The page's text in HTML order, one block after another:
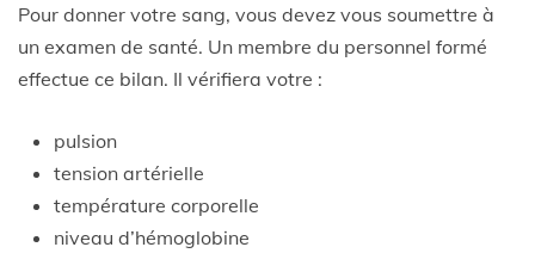
Pour donner votre sang, vous devez vous soumettre à
un examen de santé. Un membre du personnel formé
effectue ce bilan. Il vérifiera votre :
pulsion
tension artérielle
température corporelle
niveau d’hémoglobine